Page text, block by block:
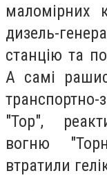
маломірних
дизель-
станцію та
А самі
"Тор",
вогню
втратили